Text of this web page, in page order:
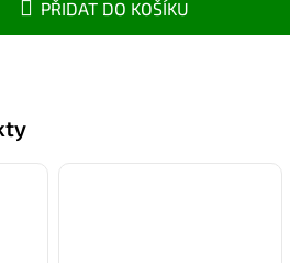
PŘIDAT DO KOŠÍKU